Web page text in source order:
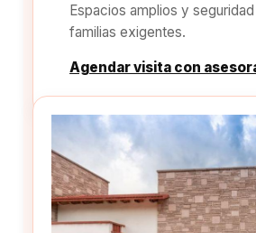
Espacios amplios y
familias exigentes.
Agendar visita con